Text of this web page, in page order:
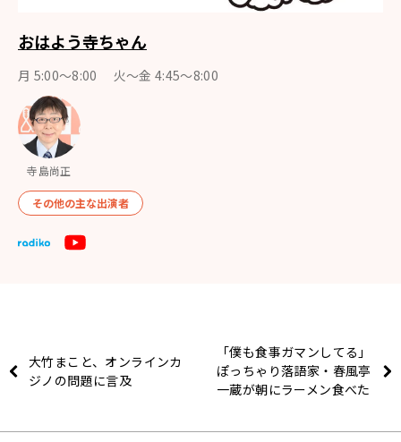
おはよう寺ちゃん
月 5:00～8:00 火～金 4:45～8:00
寺島尚正
その他の主な出演者
大竹まこと、オンラインカ
ジノの問題に言及
「僕も食事ガマンしてる」
ぽっちゃり落語家・春風亭
一蔵が朝にラーメン食べた